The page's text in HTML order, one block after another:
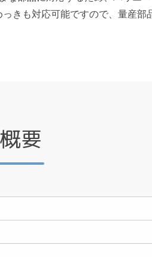
きも対応可能ですので、量産部
要